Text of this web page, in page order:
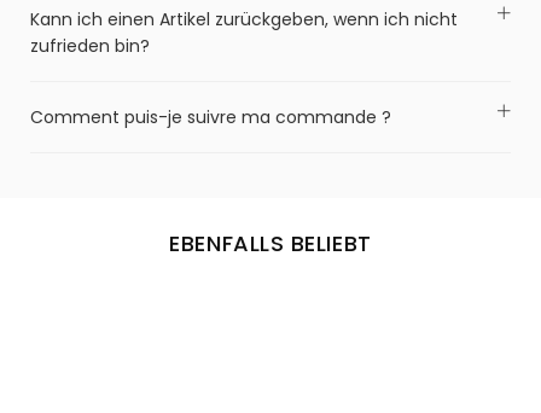
Kann ich einen Artikel zurückgeben, wenn ich nicht
zufrieden bin?
Comment puis-je suivre ma commande ?
EBENFALLS BELIEBT